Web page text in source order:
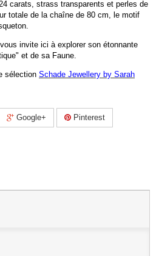
carats, strass transparents et perles de
totale de la chaîne de 80 cm, le motif
invite ici à explorer son étonnante
et de sa Faune.
sélection Schade Jewellery by Sarah
Google+ Pinterest